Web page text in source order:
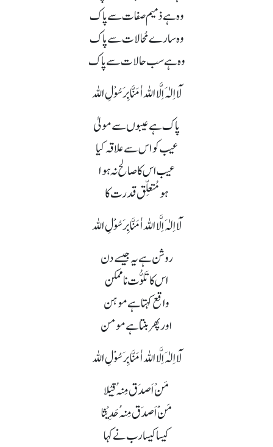
وہ ہے ذمیم صفات سے پاک
وہ سارے مُحالات سے پاک
وہ ہے سب حالات سے پاک
لَآ اِلٰہَ اِلَّا اللہ اٰمَنَّا بِرَسُوْلِ اللہ
پاک ہے عیبوں سے مولیٰ
عیب کو اس سے علاقہ کیا
عیب اس کا صالح نہ ہوا
ہو مُتعلِّق قدرت کا
لَآ اِلٰہَ اِلَّا اللہ اٰمَنَّا بِرَسُوْلِ اللہ
روشن ہے یہ جیسے دن
اس کا تَلوُّت نا ممکن
واقع کہتا ہے موہن
اور پھر بنتا ہے مومن
لَآ اِلٰہَ اِلَّا اللہ اٰمَنَّا بِرَسُوْلِ اللہ
مَنْ اَصدَق مِنہُ قِیْلا
مَنْ اَصدَق مِنہُ حَدِیْثا
کیسا کیسا رب نے کہا